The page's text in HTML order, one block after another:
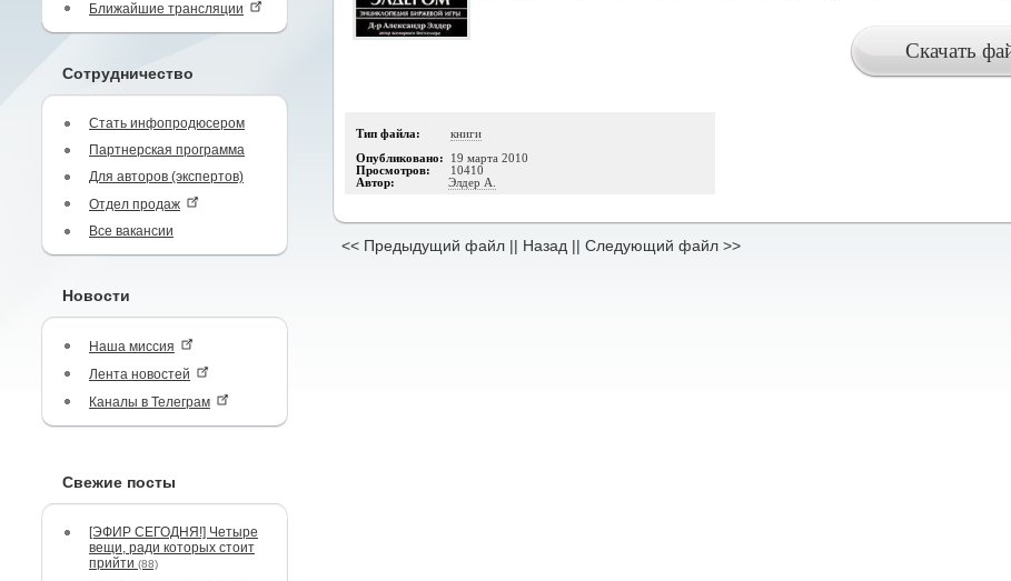
Ближайшие трансляции
Сотрудничество
Стать инфопродюсером
Партнерская программа
Для авторов (экспертов)
Отдел продаж
Все вакансии
Новости
Наша миссия
Лента новостей
Каналы в Телеграм
Свежие посты
[ЭФИР СЕГОДНЯ!] Четыре
вещи, ради которых стоит
прийти (88)
Тип файла: книги
Опубликовано: 19 марта 2010
Просмотров: 10410
Автор: Элдер А.
<< Предыдущий файл || Назад || Следующий файл >>